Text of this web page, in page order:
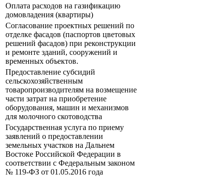
Оплата расходов на газификацию
домовладения (квартиры)
Согласование проектных решений по
отделке фасадов (паспортов цветовых
решений фасадов) при реконструкции
и ремонте зданий, сооружений и
временных объектов.
Предоставление субсидий
сельскохозяйственным
товаропроизводителям на возмещение
части затрат на приобретение
оборудования, машин и механизмов
для молочного скотоводства
Государственная услуга по приему
заявлений о предоставлении
земельных участков на Дальнем
Востоке Российской Федерации в
соответствии с Федеральным законом
№ 119-ФЗ от 01.05.2016 года